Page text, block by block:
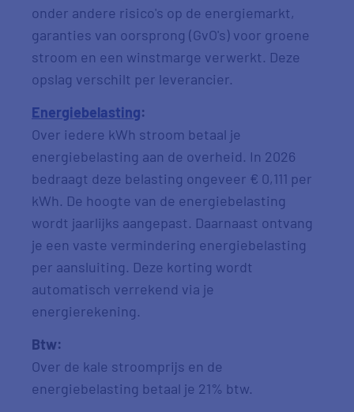
onder andere risico's op de energiemarkt,
garanties van oorsprong (GvO's) voor groene
stroom en een winstmarge verwerkt. Deze
opslag verschilt per leverancier.
Energiebelasting:
Over iedere kWh stroom betaal je
energiebelasting aan de overheid. In 2026
bedraagt deze belasting ongeveer € 0,111 per
kWh. De hoogte van de energiebelasting
wordt jaarlijks aangepast. Daarnaast ontvang
je een vaste vermindering energiebelasting
per aansluiting. Deze korting wordt
automatisch verrekend via je
energierekening.
Btw:
Over de kale stroomprijs en de
energiebelasting betaal je 21% btw.